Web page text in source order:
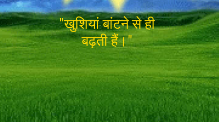
"खुशियां बांटने से ही
बढ़ती हैं।"